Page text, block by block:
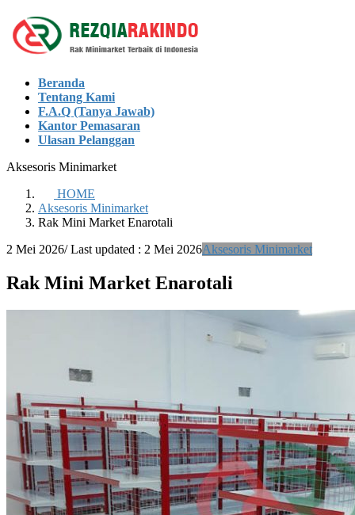
Skip
to
the
Skip
to
the
Beranda
Tentang Kami
F.A.Q (Tanya Jawab)
Kantor Pemasaran
Ulasan Pelanggan
Aksesoris Minimarket
HOME
Aksesoris Minimarket
Rak Mini Market Enarotali
2 Mei 2026/ Last updated : 2 Mei 2026Aksesoris Minimarket
Rak Mini Market Enarotali